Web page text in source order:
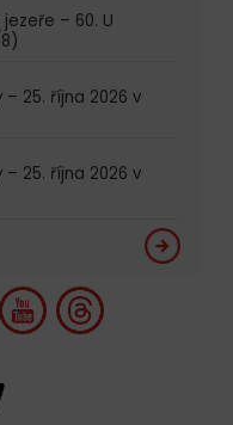
– 60. U
25. října 2026 v
25. října 2026 v